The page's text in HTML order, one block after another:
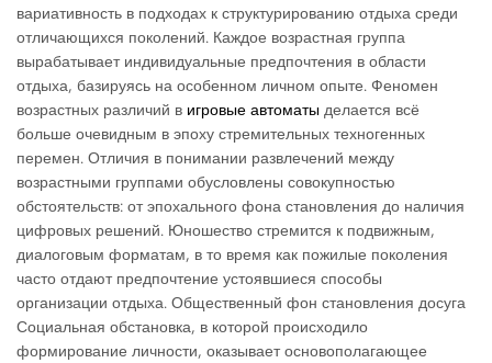
вариативность в подходах к структурированию отдыха среди
отличающихся поколений. Каждое возрастная группа
вырабатывает индивидуальные предпочтения в области
отдыха, базируясь на особенном личном опыте. Феномен
возрастных различий в игровые автоматы делается всё
больше очевидным в эпоху стремительных техногенных
перемен. Отличия в понимании развлечений между
возрастными группами обусловлены совокупностью
обстоятельств: от эпохального фона становления до наличия
цифровых решений. Юношество стремится к подвижным,
диалоговым форматам, в то время как пожилые поколения
часто отдают предпочтение устоявшиеся способы
организации отдыха. Общественный фон становления досуга
Социальная обстановка, в которой происходило
формирование личности, оказывает основополагающее